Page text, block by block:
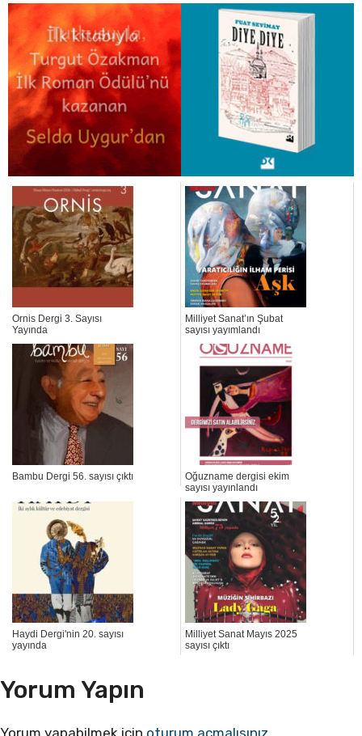
Ornis Dergi 3. Sayısı
Yayında
Milliyet Sanat’ın Şubat
sayısı yayımlandı
Bambu Dergi 56. sayısı çıktı
Oğuzname dergisi ekim
sayısı yayınlandı
Haydi Dergi'nin 20. sayısı
yayında
Milliyet Sanat Mayıs 2025
sayısı çıktı
Yorum Yapın